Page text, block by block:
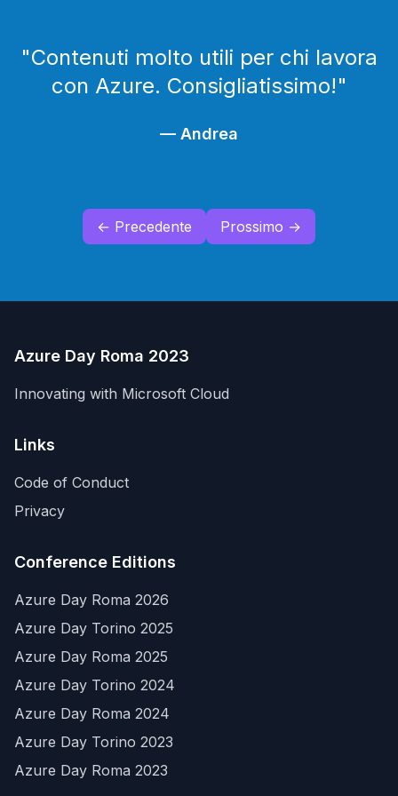
"Contenuti molto utili per chi lavora
con Azure. Consigliatissimo!"
— Andrea
← Precedente Prossimo →
Azure Day Roma 2023
Innovating with Microsoft Cloud
Links
Code of Conduct
Privacy
Conference Editions
Azure Day Roma 2026
Azure Day Torino 2025
Azure Day Roma 2025
Azure Day Torino 2024
Azure Day Roma 2024
Azure Day Torino 2023
Azure Day Roma 2023